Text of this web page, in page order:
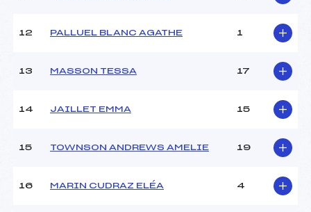
24
11H00
Ouvreurs A :
CHARLES (SA)
BEBON (SA)
Température départ :
12 PALLUEL BLANC AGATHE 1
13 MASSON TESSA 17
14 JAILLET EMMA 15
15 TOWNSON ANDREWS AMELIE 19
16 MARIN CUDRAZ ELÉA 4